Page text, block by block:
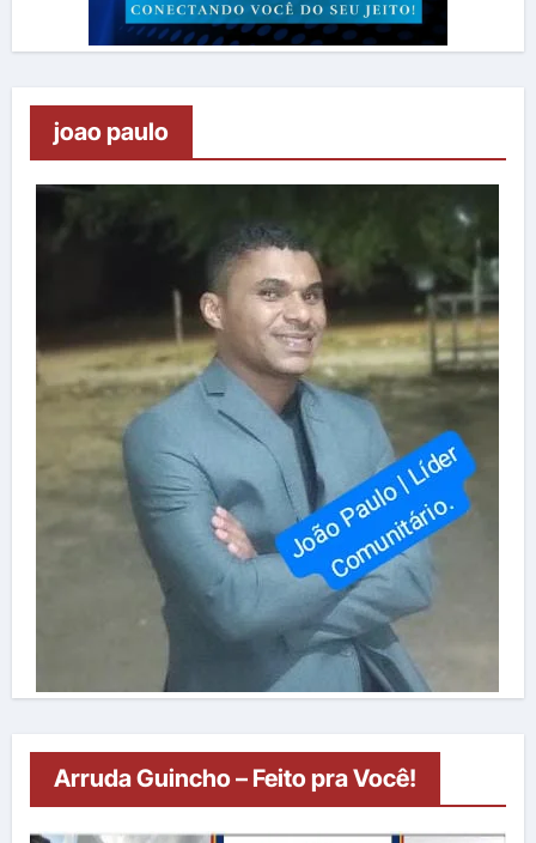
joao paulo
Arruda Guincho – Feito pra Você!